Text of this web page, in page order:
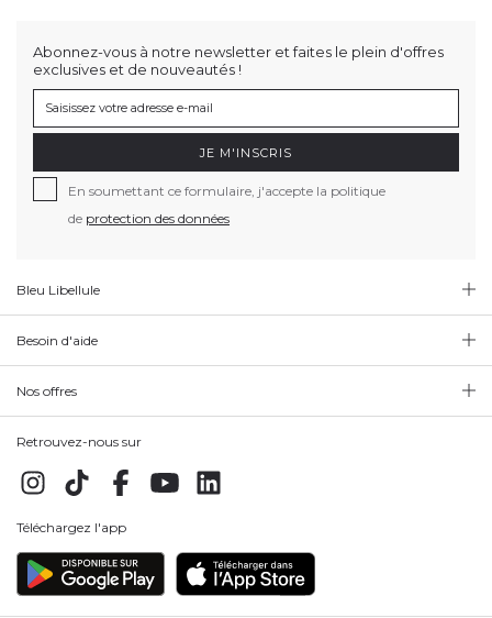
Abonnez-vous à notre newsletter et faites le plein d'offres
exclusives et de nouveautés !
JE M'INSCRIS
En soumettant ce formulaire, j'accepte la politique
de protection des données
Bleu Libellule
Besoin d'aide
Nos offres
Retrouvez-nous sur
Téléchargez l'app